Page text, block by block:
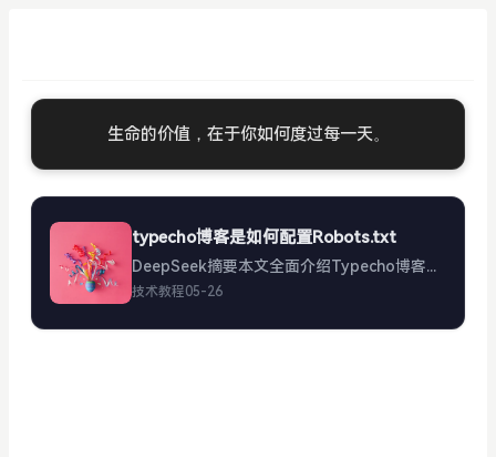
生命的价值，在于你如何度过每一天。
typecho博客是如何配置Robots.txt
DeepSeek摘要本文全面介绍Typecho博客配置robots.txt的方法，包括文件创建位置、基础配置示例、高级优化技巧及常见问题解决方案。详细讲解如何通过robots.txt控制搜索引擎爬虫访...
技术教程05-26